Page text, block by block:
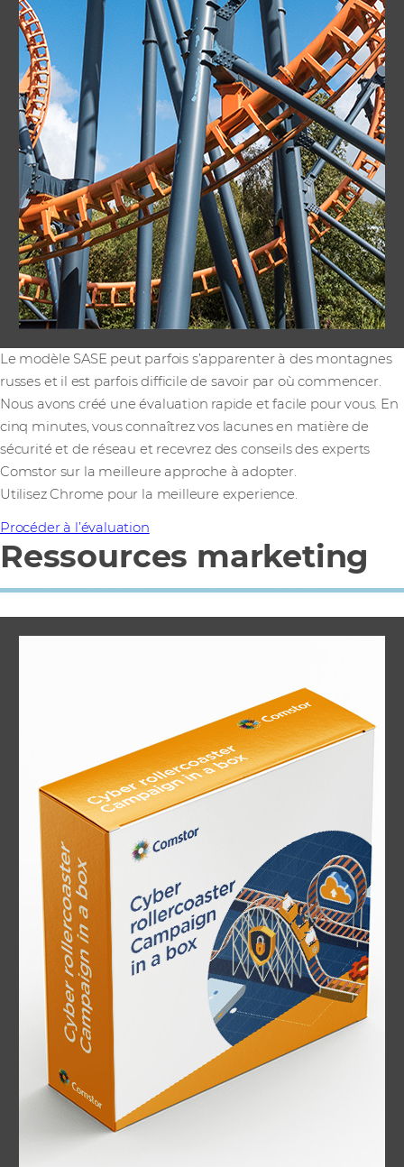
Le modèle SASE peut parfois s’apparenter à des montagnes
russes et il est parfois difficile de savoir par où commencer.
Nous avons créé une évaluation rapide et facile pour vous. En
cinq minutes, vous connaîtrez vos lacunes en matière de
sécurité et de réseau et recevrez des conseils des experts
Comstor sur la meilleure approche à adopter.
Utilisez Chrome pour la meilleure experience.
Procéder à l’évaluation
Ressources marketing